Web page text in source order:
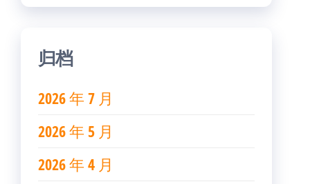
归档
2026 年 7 月
2026 年 5 月
2026 年 4 月